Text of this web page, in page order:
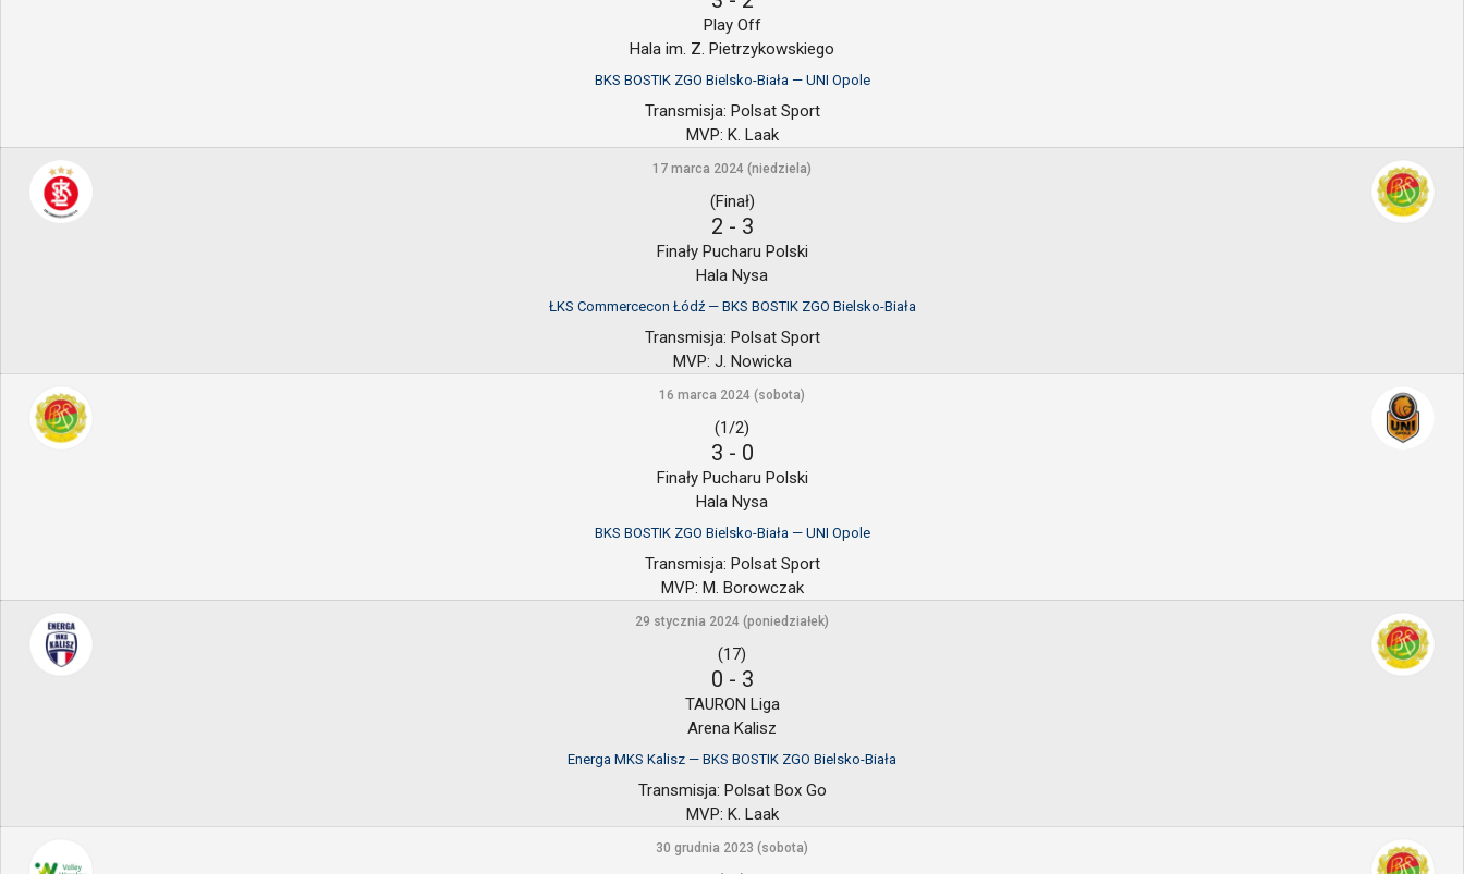
Play Off
Hala im. Z. Pietrzykowskiego
BKS BOSTIK ZGO Bielsko-Biała — UNI Opole
Transmisja: Polsat Sport
MVP: K. Laak
17 marca 2024 (niedziela)
(Finał)
2 - 3
Finały Pucharu Polski
Hala Nysa
ŁKS Commercecon Łódź — BKS BOSTIK ZGO Bielsko-Biała
Transmisja: Polsat Sport
MVP: J. Nowicka
16 marca 2024 (sobota)
(1/2)
3 - 0
Finały Pucharu Polski
Hala Nysa
BKS BOSTIK ZGO Bielsko-Biała — UNI Opole
Transmisja: Polsat Sport
MVP: M. Borowczak
29 stycznia 2024 (poniedziałek)
(17)
0 - 3
TAURON Liga
Arena Kalisz
Energa MKS Kalisz — BKS BOSTIK ZGO Bielsko-Biała
Transmisja: Polsat Box Go
MVP: K. Laak
30 grudnia 2023 (sobota)